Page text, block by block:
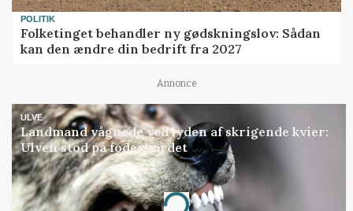
POLITIK
Folketinget behandler ny gødskningslov: Sådan
kan den ændre din bedrift fra 2027
Annonce
ULVE
Landmand vågnede ved lyden af skrigende kvier:
Ulven stod på foderbordet
Annonce